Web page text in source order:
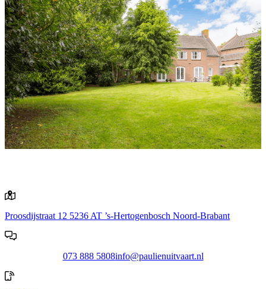
Proosdijstraat 12 5236 AT ’s-Hertogenbosch Noord-Brabant
073 888 5808info@paulienuitvaart.nl